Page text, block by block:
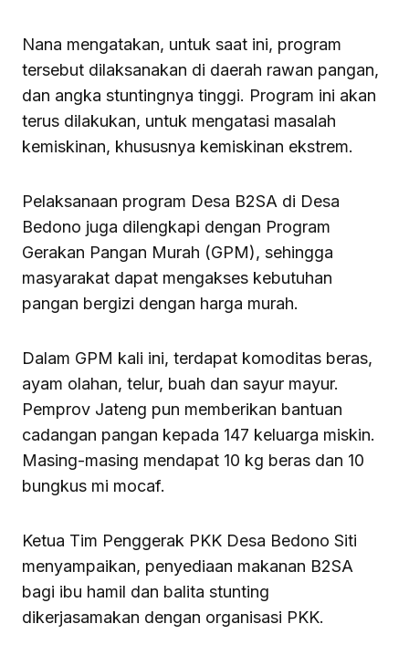
Nana mengatakan, untuk saat ini, program
tersebut dilaksanakan di daerah rawan pangan,
dan angka stuntingnya tinggi. Program ini akan
terus dilakukan, untuk mengatasi masalah
kemiskinan, khususnya kemiskinan ekstrem.
Pelaksanaan program Desa B2SA di Desa
Bedono juga dilengkapi dengan Program
Gerakan Pangan Murah (GPM), sehingga
masyarakat dapat mengakses kebutuhan
pangan bergizi dengan harga murah.
Dalam GPM kali ini, terdapat komoditas beras,
ayam olahan, telur, buah dan sayur mayur.
Pemprov Jateng pun memberikan bantuan
cadangan pangan kepada 147 keluarga miskin.
Masing-masing mendapat 10 kg beras dan 10
bungkus mi mocaf.
Ketua Tim Penggerak PKK Desa Bedono Siti
menyampaikan, penyediaan makanan B2SA
bagi ibu hamil dan balita stunting
dikerjasamakan dengan organisasi PKK.